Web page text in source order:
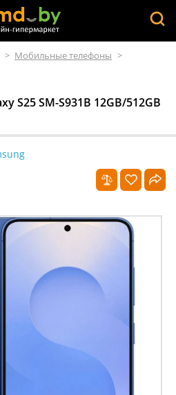
> Мобильные телефоны >
S25 SM-S931B 12GB/512GB